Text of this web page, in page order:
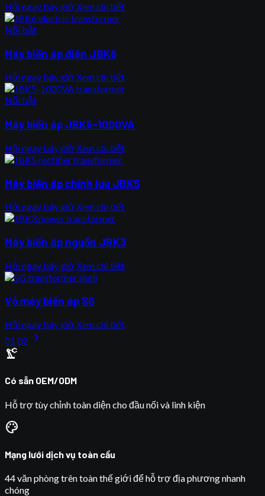
Hỏi ngay bây giờ Xem chi tiết
Nổi bật
Máy biến áp điện JBK6
Hỏi ngay bây giờ Xem chi tiết
Nổi bật
Máy biến áp JBK5-1000VA
Hỏi ngay bây giờ Xem chi tiết
Máy biến áp chỉnh lưu JBK5
Hỏi ngay bây giờ Xem chi tiết
Máy biến áp nguồn JBK3
Hỏi ngay bây giờ Xem chi tiết
Vỏ máy biến áp SG
Hỏi ngay bây giờ Xem chi tiết
01 02
chevron_right
precision_manufacturing
Có sẵn OEM/ODM
Hỗ trợ tùy chỉnh toàn diện cho đầu nối và linh kiện
palette
Mạng lưới dịch vụ toàn cầu
44 văn phòng trên toàn thế giới để hỗ trợ địa phương nhanh
chóng